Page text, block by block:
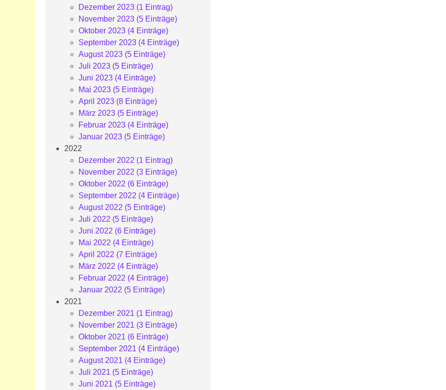
Dezember 2023 (1 Eintrag)
November 2023 (5 Einträge)
Oktober 2023 (4 Einträge)
September 2023 (4 Einträge)
August 2023 (5 Einträge)
Juli 2023 (5 Einträge)
Juni 2023 (4 Einträge)
Mai 2023 (5 Einträge)
April 2023 (8 Einträge)
März 2023 (5 Einträge)
Februar 2023 (4 Einträge)
Januar 2023 (5 Einträge)
2022
Dezember 2022 (1 Eintrag)
November 2022 (3 Einträge)
Oktober 2022 (6 Einträge)
September 2022 (4 Einträge)
August 2022 (5 Einträge)
Juli 2022 (5 Einträge)
Juni 2022 (6 Einträge)
Mai 2022 (4 Einträge)
April 2022 (7 Einträge)
März 2022 (4 Einträge)
Februar 2022 (4 Einträge)
Januar 2022 (5 Einträge)
2021
Dezember 2021 (1 Eintrag)
November 2021 (3 Einträge)
Oktober 2021 (6 Einträge)
September 2021 (4 Einträge)
August 2021 (4 Einträge)
Juli 2021 (5 Einträge)
Juni 2021 (5 Einträge)